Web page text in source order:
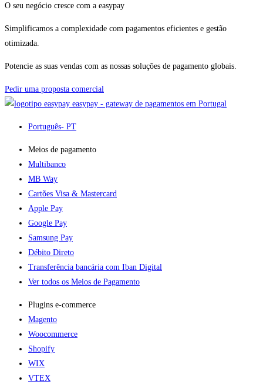
O seu negócio cresce com a easypay
Simplificamos a complexidade com pagamentos eficientes e gestão
otimizada.
Potencie as suas vendas com as nossas soluções de pagamento globais.
Pedir uma proposta comercial
easypay - gateway de pagamentos em Portugal
Português- PT
Meios de pagamento
Multibanco
MB Way
Cartões Visa & Mastercard
Apple Pay
Google Pay
Samsung Pay
Débito Direto
Transferência bancária com Iban Digital
Ver todos os Meios de Pagamento
Plugins e-commerce​
Magento
Woocommerce
Shopify
WIX
VTEX